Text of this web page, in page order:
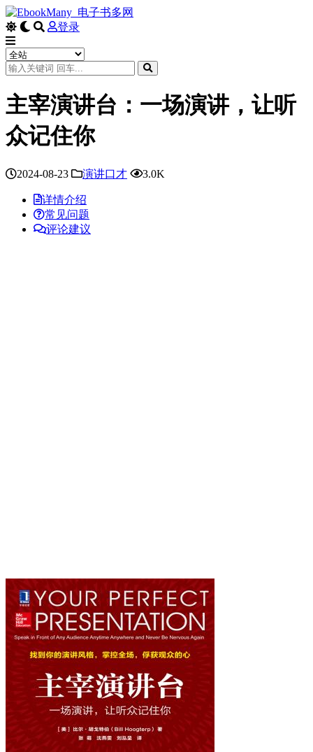
登录
主宰演讲台：一场演讲，让听
众记住你
2024-08-23 演讲口才 3.0K
详情介绍
常见问题
评论建议